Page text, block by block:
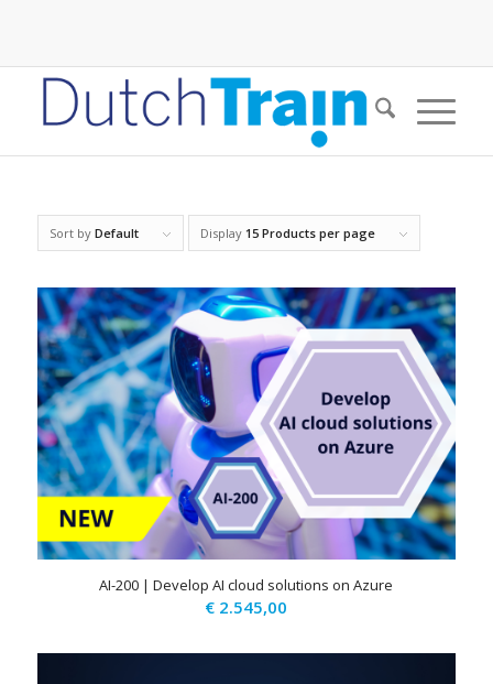
Sort by Default Display 15 Products per page
AI-200 | Develop AI cloud solutions on Azure
€ 2.545,00